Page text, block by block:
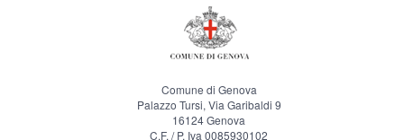
Comune di Genova
Palazzo Tursi, Via Garibaldi 9
16124 Genova
C.F. / P. Iva 0085930102